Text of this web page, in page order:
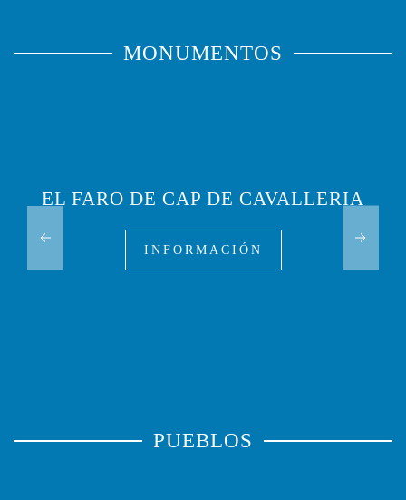
MONUMENTOS
EL FARO DE CAP DE CAVALLERIA
INFORMACIÓN
PUEBLOS